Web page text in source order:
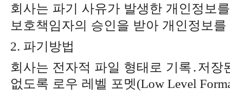
회사는 파기 사유가 발생한 개인정보
보호책임자의 승인을 받아 개인정보
2. 파기방법
회사는 전자적 파일 형태로 기록 ․저장
없도록 로우 레벨 포멧(Low Level